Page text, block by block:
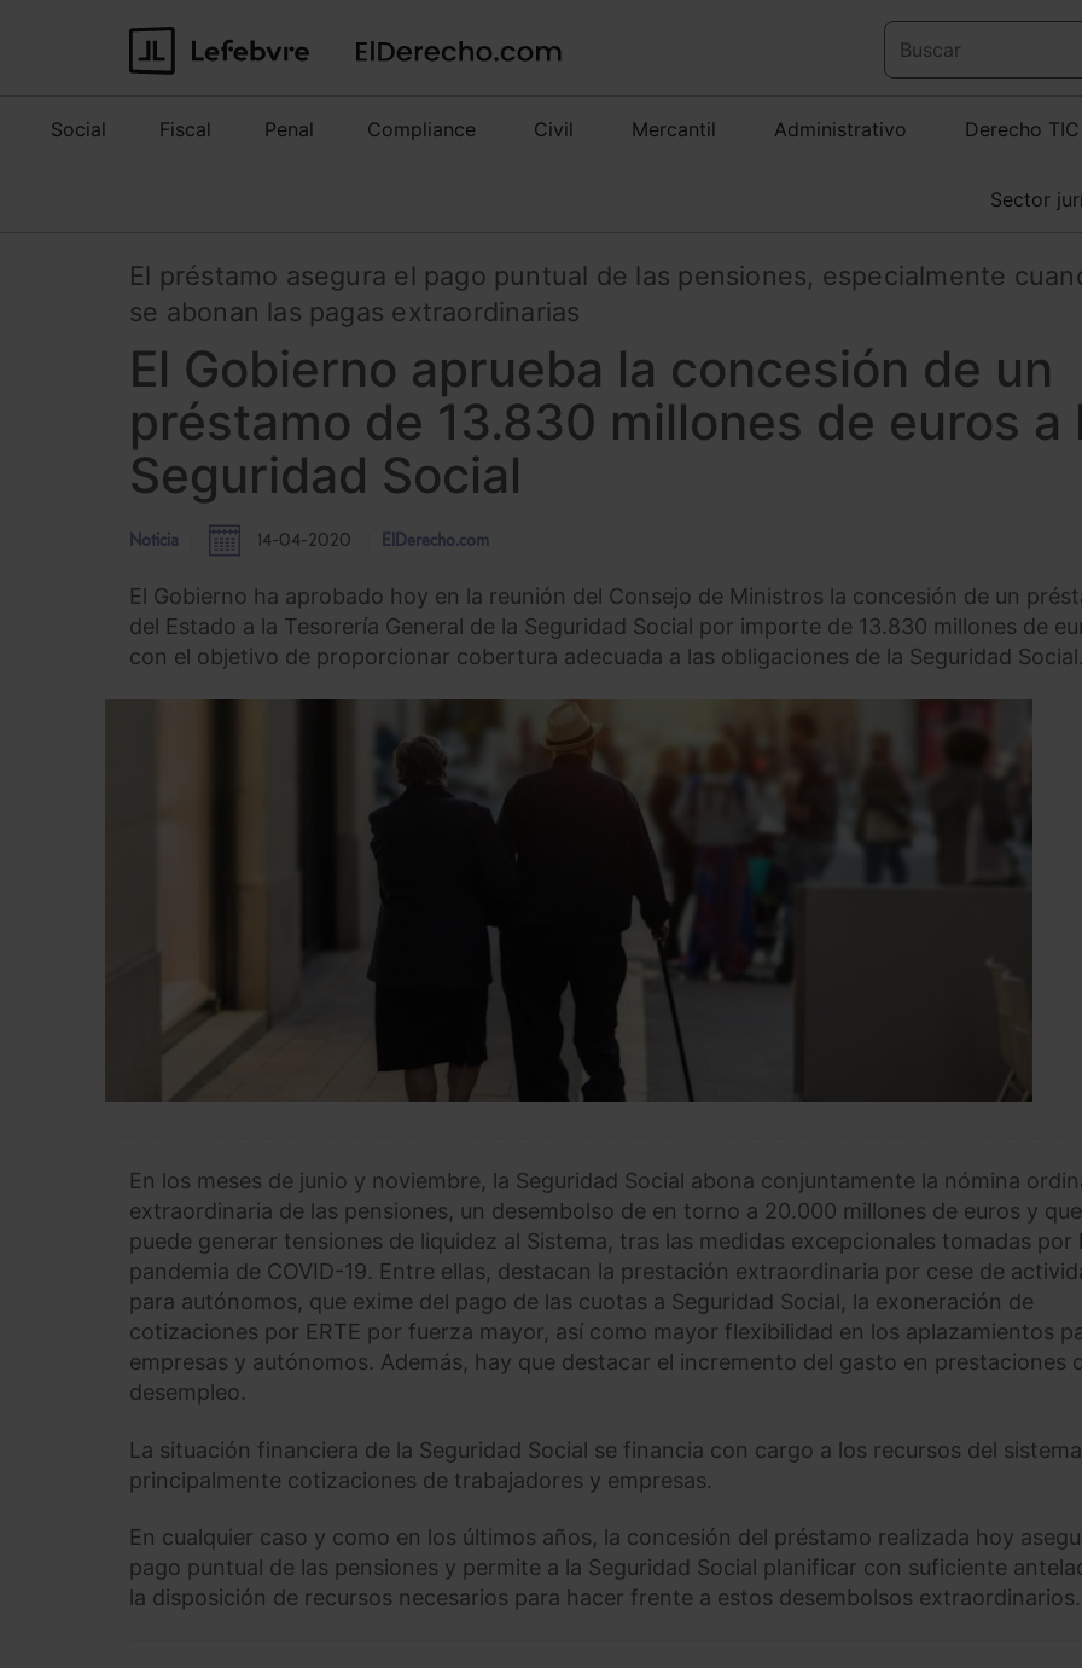
Social Fiscal Penal Compliance Civil Mercantil Administrativo Derecho TIC
Sector
El préstamo asegura el pago puntual de las pensiones, especialmente
se abonan las pagas extraordinarias
El Gobierno aprueba la concesión de un
préstamo de 13.830 millones de euros a
Seguridad Social
Noticia 14-04-2020 ElDerecho.com
El Gobierno ha aprobado hoy en la reunión del Consejo de Ministros la concesión de un
del Estado a la Tesorería General de la Seguridad Social por importe de 13.830 millones de
con el objetivo de proporcionar cobertura adecuada a las obligaciones de la Seguridad Social.
En los meses de junio y noviembre, la Seguridad Social abona conjuntamente la nómina
extraordinaria de las pensiones, un desembolso de en torno a 20.000 millones de euros y que
puede generar tensiones de liquidez al Sistema, tras las medidas excepcionales tomadas por
pandemia de COVID-19. Entre ellas, destacan la prestación extraordinaria por cese de
para autónomos, que exime del pago de las cuotas a Seguridad Social, la exoneración de
cotizaciones por ERTE por fuerza mayor, así como mayor flexibilidad en los aplazamientos
empresas y autónomos. Además, hay que destacar el incremento del gasto en prestaciones
desempleo.
La situación financiera de la Seguridad Social se financia con cargo a los recursos del
principalmente cotizaciones de trabajadores y empresas.
En cualquier caso y como en los últimos años, la concesión del préstamo realizada hoy
pago puntual de las pensiones y permite a la Seguridad Social planificar con suficiente
la disposición de recursos necesarios para hacer frente a estos desembolsos extraordinarios.